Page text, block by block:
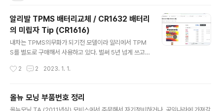
알리발 TPMS 배터리교체 / CR1632 배터리
의 미립자 Tip (CR1616)
내차는 TPMS의무화가 되기전 모델이라 알리에서 TPM
S를 별도로 구매해서 사용하고 있다. 벌써 5년 넘게 쓰고
고 여러모로 잇 아이템이라 생각되는데 단점은 이게 배터
데 배터리가 없는 거였다. 배터리가 CR1632을 사용하는
2 2 2023. 1. 1.
올뉴 모닝 부품번호 정리